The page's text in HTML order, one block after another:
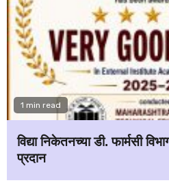
1 min read
विद्या निकेतनच्या डी. फार्मसी
प्रदान